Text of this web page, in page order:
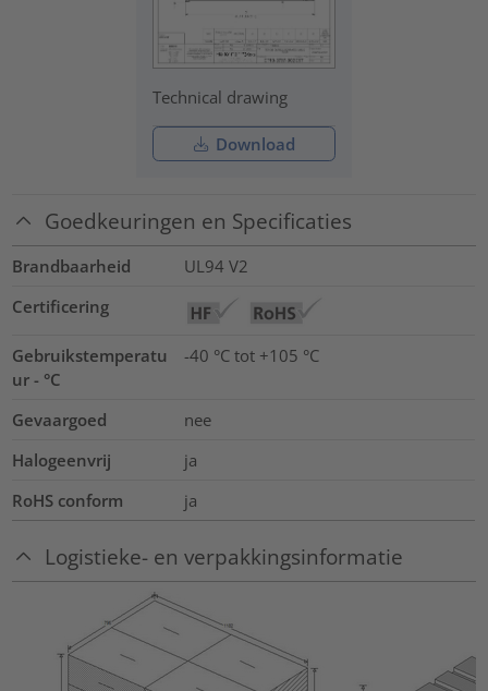
Technical drawing
Download
Goedkeuringen en Specificaties
Brandbaarheid
UL94 V2
Certificering
Gebruikstemperatu
ur - °C
-40 °C tot +105 °C
Gevaargoed
nee
Halogeenvrij
ja
RoHS conform
ja
Logistieke- en verpakkingsinformatie